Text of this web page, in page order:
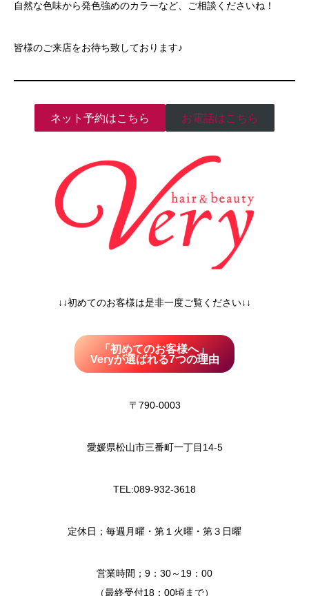
自然な色味から発色強めのカラーなど、ご相談くださいね！
皆様のご来店をお待ち致しております♪
ネット予約はこちら お電話はこちら
↓↓初めてのお客様は是非一度ご覧ください↓↓
「初めてのお客様へ」
Veryが選ばれる7つの理由
〒790-0003
愛媛県松山市三番町一丁目14-5
TEL:089-932-3618
定休日；毎週月曜・第１火曜・第３日曜
営業時間；9：30～19：00
（最終受付18：00頃まで）